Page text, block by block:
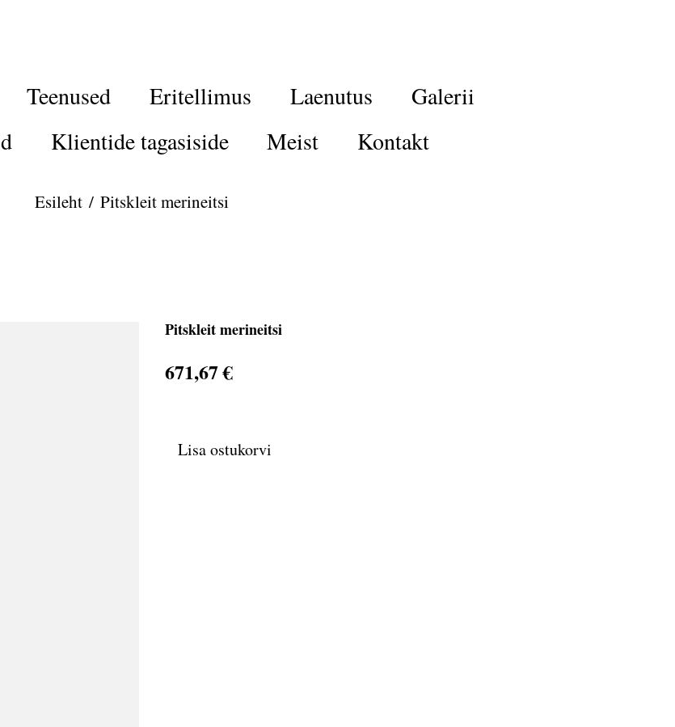
Teenused Eritellimus Laenutus
Galerii
Klientide tagasiside Meist Kontakt
Esileht / Pitskleit merineitsi
Pitskleit merineitsi
671,67 €
Lisa ostukorvi